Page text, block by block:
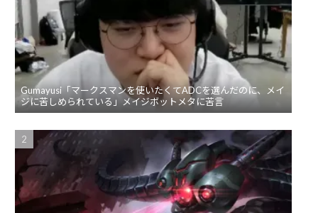
Gumayusi「マークスマンを使いたくてADCを選んだのに、メイ
ジに苦しめられている」メイジボットメタに苦言